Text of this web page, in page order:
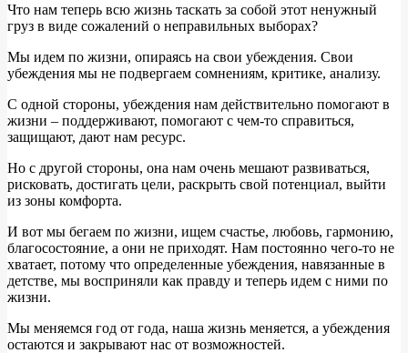
Что нам теперь всю жизнь таскать за собой этот ненужный
груз в виде сожалений о неправильных выборах?
Мы идем по жизни, опираясь на свои убеждения. Свои
убеждения мы не подвергаем сомнениям, критике, анализу.
С одной стороны, убеждения нам действительно помогают в
жизни – поддерживают, помогают с чем-то справиться,
защищают, дают нам ресурс.
Но с другой стороны, она нам очень мешают развиваться,
рисковать, достигать цели, раскрыть свой потенциал, выйти
из зоны комфорта.
И вот мы бегаем по жизни, ищем счастье, любовь, гармонию,
благосостояние, а они не приходят. Нам постоянно чего-то не
хватает, потому что определенные убеждения, навязанные в
детстве, мы восприняли как правду и теперь идем с ними по
жизни.
Мы меняемся год от года, наша жизнь меняется, а убеждения
остаются и закрывают нас от возможностей.